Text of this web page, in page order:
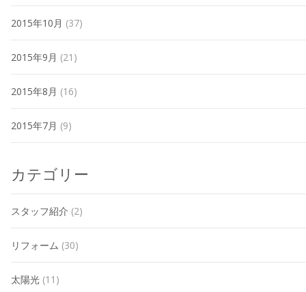
2015年10月 (37)
2015年9月 (21)
2015年8月 (16)
2015年7月 (9)
カテゴリー
スタッフ紹介 (2)
リフォーム (30)
太陽光 (11)